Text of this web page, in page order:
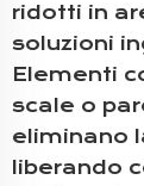
ridotti in
soluzioni
Elementi
scale o
eliminano
liberando